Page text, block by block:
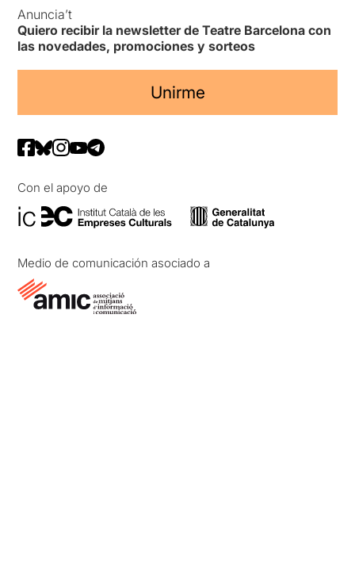
Anuncia’t
Quiero recibir la newsletter de Teatre Barcelona con
las novedades, promociones y sorteos
Unirme
Con el apoyo de
Medio de comunicación asociado a